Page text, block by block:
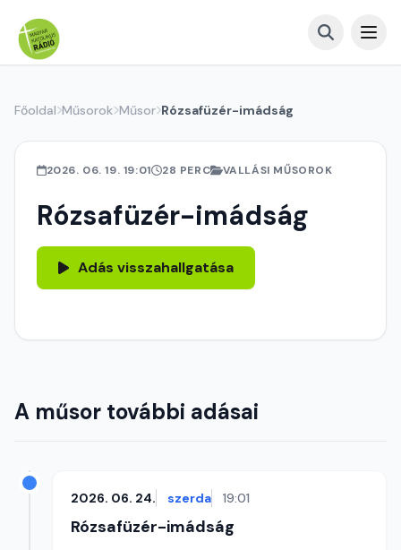
Főoldal Műsorok Műsor Rózsafüzér-imádság
2026. 06. 19. 19:01 28 PERC VALLÁSI MŰSOROK
Rózsafüzér-imádság
Adás visszahallgatása
A műsor további adásai
2026. 06. 24. szerda 19:01
Rózsafüzér-imádság